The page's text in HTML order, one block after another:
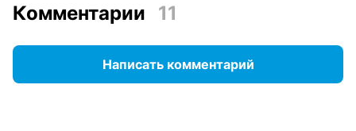
Комментарии 11
Написать комментарий